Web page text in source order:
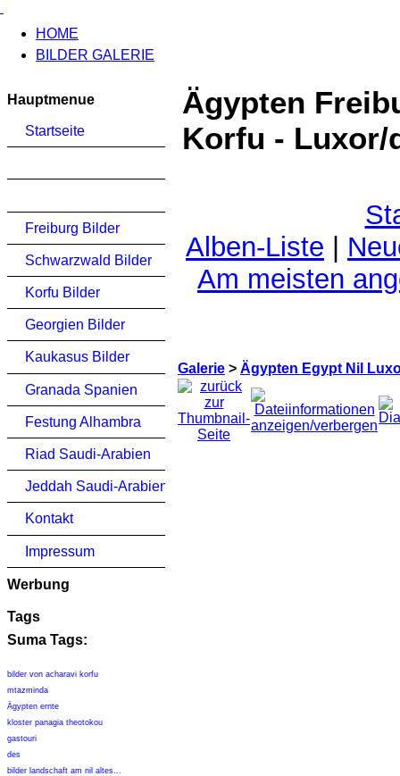
HOME
BILDER GALERIE
Hauptmenue
Startseite
Freiburg Bilder
Schwarzwald Bilder
Korfu Bilder
Georgien Bilder
Kaukasus Bilder
Granada Spanien
Festung Alhambra
Riad Saudi-Arabien
Jeddah Saudi-Arabien
Kontakt
Impressum
Werbung
Tags
Suma Tags:
bilder von acharavi korfu
mtazminda
Ägypten ernte
kloster panagia theotokou
gastouri
des
bilder landschaft am nil altes...
Ägypten
Korfu - Luxor/
Alben-Liste
Am meisten
Galerie > Ägypten Egypt Nil